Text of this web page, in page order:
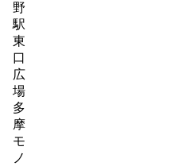
野
駅
東
口
広
場
多
摩
モ
ノ